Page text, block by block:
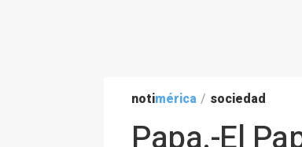
notimérica / sociedad